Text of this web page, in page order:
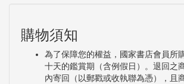
購物須知
為了保障您的權益，國家書店會員所
十天的鑑賞期（含例假日）。退回之
內寄回（以郵戳或收執聯為憑），且